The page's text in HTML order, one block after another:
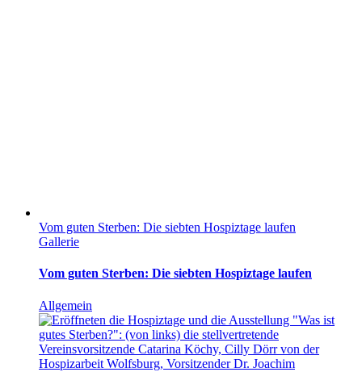
Vom guten Sterben: Die siebten Hospiztage laufen
Gallerie
Vom guten Sterben: Die siebten Hospiztage laufen
Allgemein